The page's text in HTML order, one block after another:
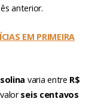
anterior.
EM PRIMEIRA
varia entre R$
seis centavos